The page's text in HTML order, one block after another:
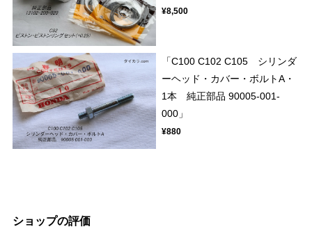
¥8,500
「C100 C102 C105 シリンダ
ーヘッド・カバー・ボルトA・
1本 純正部品 90005-001-
000」
¥880
ショップの評価